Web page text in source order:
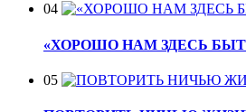
04
«ХОРОШО НАМ ЗДЕСЬ
05